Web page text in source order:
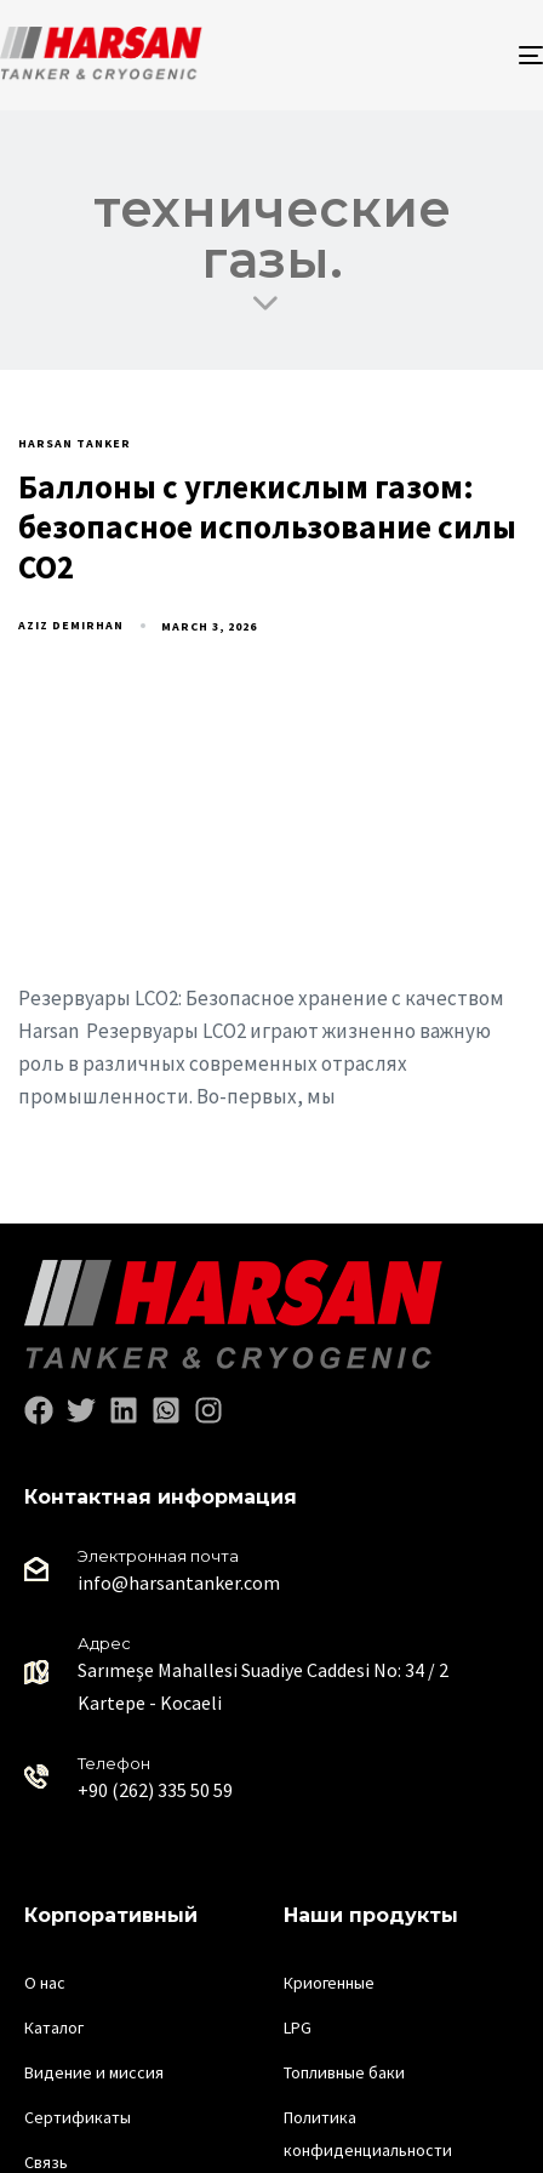
технические
газы.
HARSAN TANKER
Баллоны с углекислым газом:
безопасное использование силы
CO2
AZIZ DEMIRHAN MARCH 3, 2026
Резервуары LCO2: Безопасное хранение с качеством
Harsan Резервуары LCO2 играют жизненно важную
роль в различных современных отраслях
промышленности. Во-первых, мы
Контактная информация
Электронная почта
info@harsantanker.com
Адрес
Sarımeşe Mahallesi Suadiye Caddesi No: 34 / 2
Kartepe - Kocaeli
Телефон
+90 (262) 335 50 59
Корпоративный
О нас
Каталог
Видение и миссия
Сертификаты
Связь
Наши продукты
Криогенные
LPG
Топливные баки
Политика
конфиденциальности